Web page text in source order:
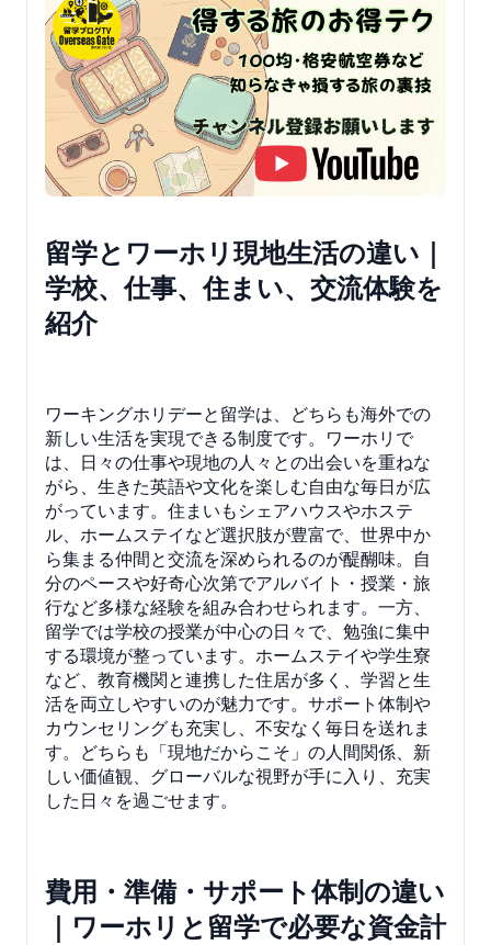
留学とワーホリ現地生活の違い｜
学校、仕事、住まい、交流体験を
紹介
ワーキングホリデーと留学は、どちらも海外での
新しい生活を実現できる制度です。ワーホリで
は、日々の仕事や現地の人々との出会いを重ねな
がら、生きた英語や文化を楽しむ自由な毎日が広
がっています。住まいもシェアハウスやホステ
ル、ホームステイなど選択肢が豊富で、世界中か
ら集まる仲間と交流を深められるのが醍醐味。自
分のペースや好奇心次第でアルバイト・授業・旅
行など多様な経験を組み合わせられます。一方、
留学では学校の授業が中心の日々で、勉強に集中
する環境が整っています。ホームステイや学生寮
など、教育機関と連携した住居が多く、学習と生
活を両立しやすいのが魅力です。サポート体制や
カウンセリングも充実し、不安なく毎日を送れま
す。どちらも「現地だからこそ」の人間関係、新
しい価値観、グローバルな視野が手に入り、充実
した日々を過ごせます。
費用・準備・サポート体制の違い
｜ワーホリと留学で必要な資金計